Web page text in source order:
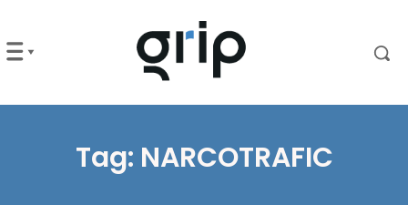
Tag: NARCOTRAFIC